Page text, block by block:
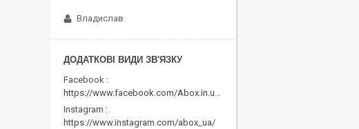
Владислав
Facebook
https://www.facebook.com/Abox.in.ua/
Instagram
https://www.instagram.com/abox_ua/